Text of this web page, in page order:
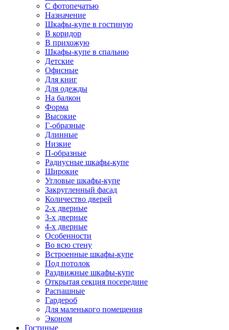
С фотопечатью
Назначение
Шкафы-купе в гостиную
В коридор
В прихожую
Шкафы-купе в спальню
Детские
Офисные
Для книг
Для одежды
На балкон
Форма
Высокие
Г-образные
Длинные
Низкие
П-образные
Радиусные шкафы-купе
Широкие
Угловые шкафы-купе
Закругленный фасад
Количество дверей
2-х дверные
3-х дверные
4-х дверные
Особенности
Во всю стену
Встроенные шкафы-купе
Под потолок
Раздвижные шкафы-купе
Открытая секция посередине
Распашные
Гардероб
Для маленького помещения
Эконом
Гостиные